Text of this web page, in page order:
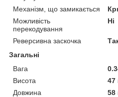
Механізм, що замикається
Можливість
перекодування
Ні
Реверсивна заскочка
Загальні
Вага
Висота
47
Довжина
58